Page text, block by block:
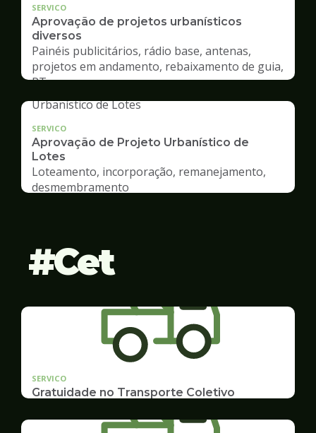
SERVICO
Aprovação de projetos urbanísticos
diversos
Painéis publicitários, rádio base, antenas,
projetos em andamento, rebaixamento de guia,
RT
SERVICO
Aprovação de Projeto Urbanístico de
Lotes
Loteamento, incorporação, remanejamento,
desmembramento
Cet
SERVICO
Gratuidade no Transporte Coletivo
Estudantes